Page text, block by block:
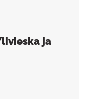
ja